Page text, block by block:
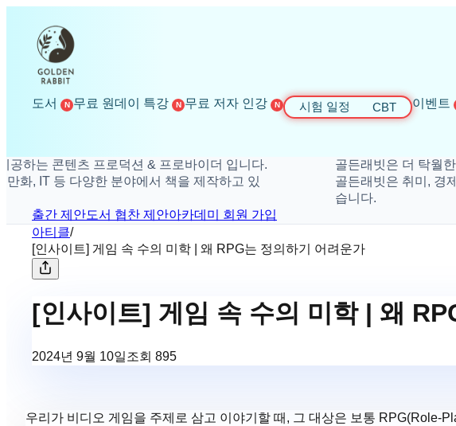
도서 N 무료 원데이 특강 N 무료 저자 인강 N 시험 일정 CBT 이벤트
는 콘텐츠 프로덕션 & 프로바이더 입니다.
IT 등 다양한 분야에서 책을 제작하고 있
골든래빗은 더 탁월한 가
골든래빗은 취미, 경제,
습니다.
출간 제안도서 협찬 제안아카데미 회원 가입
아티클/
[인사이트] 게임 속 수의 미학 | 왜 RPG는 정의하기 어려운가
[인사이트] 게임 속 수의 미학 | 왜
2024년 9월 10일조회 895
우리가 비디오 게임을 주제로 삼고 이야기할 때, 그 대상은 보통 RPG(Role-